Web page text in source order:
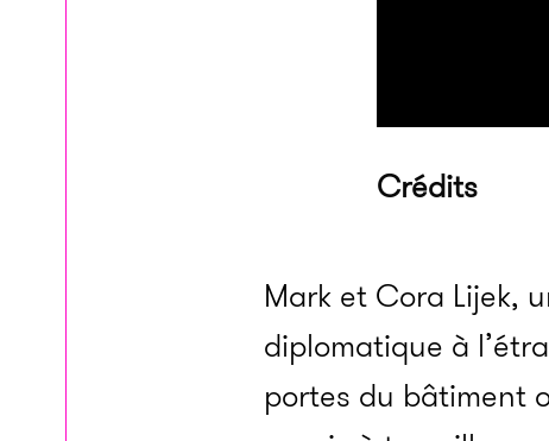
Crédits
Mark et Cora Lijek,
diplomatique à
portes du bâtiment